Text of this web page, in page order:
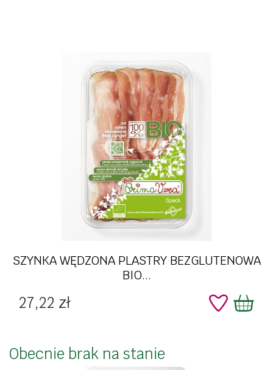
SZYNKA WĘDZONA PLASTRY BEZGLUTENOWA
BIO...
Cena
27,22 zł
Obecnie brak na stanie